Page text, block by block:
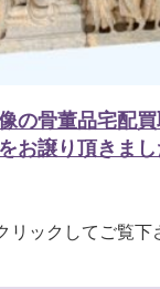
の骨董品宅配
お譲り頂きまし
リックしてご覧下